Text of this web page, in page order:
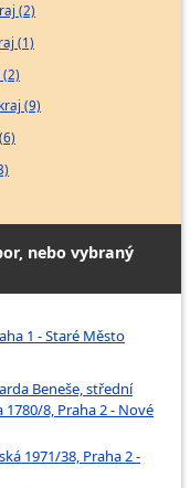
(2)
(1)
(9)
nebo vybraný
1 - Staré Město
Beneše, střední
1780/8, Praha 2 - Nové
1971/38, Praha 2 -